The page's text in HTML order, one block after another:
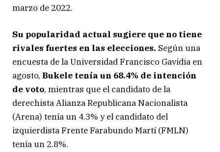
marzo de 2022.
Su popularidad actual sugiere que no tiene
rivales fuertes en las elecciones. Según una
encuesta de la Universidad Francisco Gavidia en
agosto, Bukele tenía un 68.4% de intención
de voto, mientras que el candidato de la
derechista Alianza Republicana Nacionalista
(Arena) tenía un 4.3% y el candidato del
izquierdista Frente Farabundo Martí (FMLN)
tenía un 2.8%.